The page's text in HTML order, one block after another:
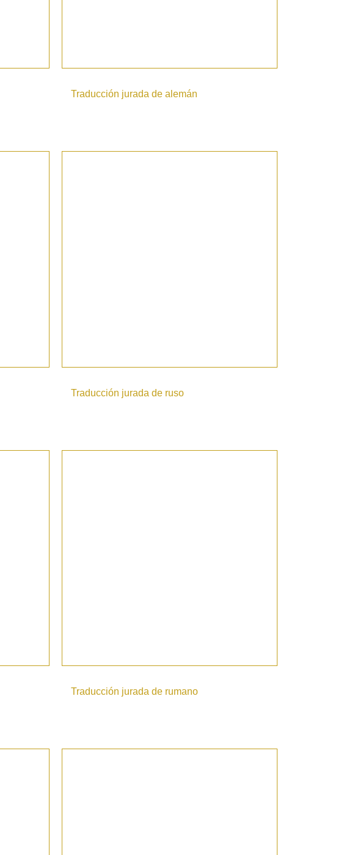
Traducción jurada de alemán
Traducción jurada de ruso
Traducción jurada de rumano